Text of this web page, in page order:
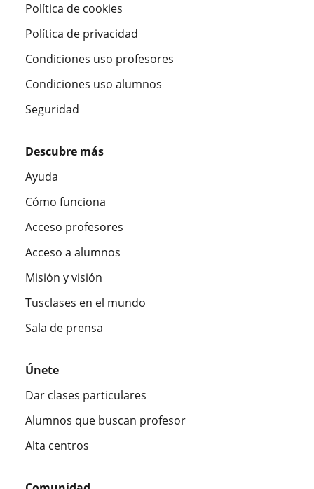
Política de cookies
Política de privacidad
Condiciones uso profesores
Condiciones uso alumnos
Seguridad
Descubre más
Ayuda
Cómo funciona
Acceso profesores
Acceso a alumnos
Misión y visión
Tusclases en el mundo
Sala de prensa
Únete
Dar clases particulares
Alumnos que buscan profesor
Alta centros